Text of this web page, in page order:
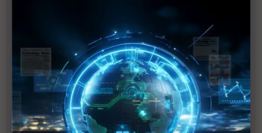
新的逆襲之路？ 業者估未來5~10年中國將竄出多家
TPU
未蒙其利先受其害 美國製造業景氣連9個月衰退
H200效能翻6倍、價格增3成 NVIDIA「清庫存」仍
讓中國動心